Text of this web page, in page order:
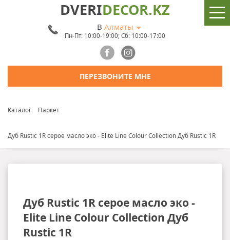
DVERIDECOR.KZ
В Алматы
Пн-Пт: 10:00-19:00; Сб: 10:00-17:00
ПЕРЕЗВОНИТЕ МНЕ
Каталог Паркет
Дуб Rustic 1R серое масло эко - Elite Line Colour Collection Дуб Rustic 1R
Дуб Rustic 1R серое масло эко -
Elite Line Colour Collection Дуб
Rustic 1R